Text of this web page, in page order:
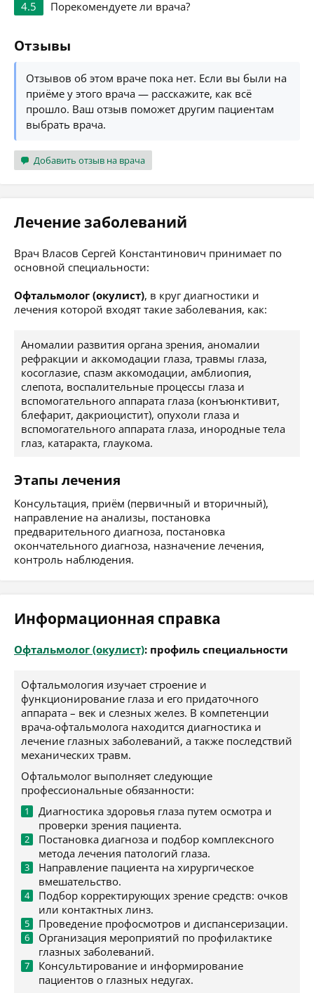
4.5 Порекомендуете ли врача?
Отзывы
Отзывов об этом враче пока нет. Если вы были на
приёме у этого врача — расскажите, как всё
прошло. Ваш отзыв поможет другим пациентам
выбрать врача.
Добавить отзыв на врача
Лечение заболеваний
Врач Власов Сергей Константинович принимает по
основной специальности:
Офтальмолог (окулист), в круг диагностики и
лечения которой входят такие заболевания, как:
Аномалии развития органа зрения, аномалии
рефракции и аккомодации глаза, травмы глаза,
косоглазие, спазм аккомодации, амблиопия,
слепота, воспалительные процессы глаза и
вспомогательного аппарата глаза (конъюнктивит,
блефарит, дакриоцистит), опухоли глаза и
вспомогательного аппарата глаза, инородные тела
глаз, катаракта, глаукома.
Этапы лечения
Консультация, приём (первичный и вторичный),
направление на анализы, постановка
предварительного диагноза, постановка
окончательного диагноза, назначение лечения,
контроль наблюдения.
Информационная справка
Офтальмолог (окулист): профиль специальности
Офтальмология изучает строение и
функционирование глаза и его придаточного
аппарата – век и слезных желез. В компетенции
врача-офтальмолога находится диагностика и
лечение глазных заболеваний, а также последствий
механических травм.
Офтальмолог выполняет следующие
профессиональные обязанности:
Диагностика здоровья глаза путем осмотра и
проверки зрения пациента.
Постановка диагноза и подбор комплексного
метода лечения патологий глаза.
Направление пациента на хирургическое
вмешательство.
Подбор корректирующих зрение средств: очков
или контактных линз.
Проведение профосмотров и диспансеризации.
Организация мероприятий по профилактике
глазных заболеваний.
Консультирование и информирование
пациентов о глазных недугах.